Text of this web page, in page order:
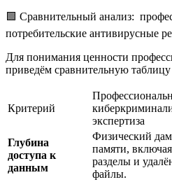
🟩 Сравнительный анализ:
потребительские антивирусные
Для понимания ценности
приведём сравнительную
Критерий
экспертиза
Глубина
доступа к
данным
Физический
памяти,
разделы и
файлы.